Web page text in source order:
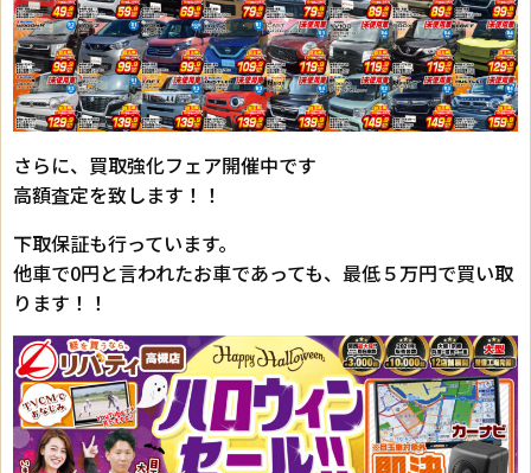
さらに、買取強化フェア開催中です
高額査定を致します！！
下取保証も行っています。
他車で0円と言われたお車であっても、最低５万円で買い取
ります！！